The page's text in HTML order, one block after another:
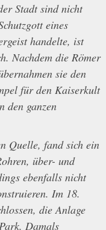
Stadt sind nicht
eines
handelte, ist
Nachdem die Römer
sie den
für den Kaiserkult
den ganzen
Quelle, fand sich ein
über- und
ebenfalls nicht
Im 18.
die Anlage
Damals